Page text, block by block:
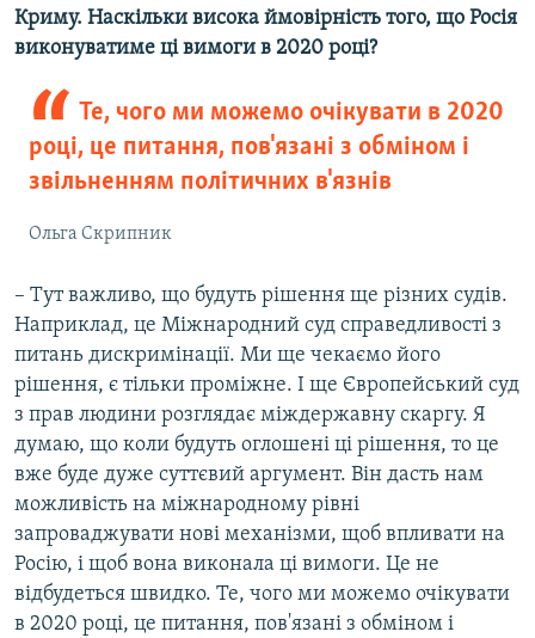
Криму. Наскільки висока ймовірність того, що Росія
виконуватиме ці вимоги в 2020 році?
Те, чого ми можемо очікувати в 2020
році, це питання, пов'язані з обміном і
звільненням політичних в'язнів
Ольга Скрипник
– Тут важливо, що будуть рішення ще різних судів.
Наприклад, це Міжнародний суд справедливості з
питань дискримінації. Ми ще чекаємо його
рішення, є тільки проміжне. І ще Європейський суд
з прав людини розглядає міждержавну скаргу. Я
думаю, що коли будуть оглошені ці рішення, то це
вже буде дуже суттєвий аргумент. Він дасть нам
можливість на міжнародному рівні
запроваджувати нові механізми, щоб впливати на
Росію, і щоб вона виконала ці вимоги. Це не
відбудеться швидко. Те, чого ми можемо очікувати
в 2020 році, це питання, пов'язані з обміном і